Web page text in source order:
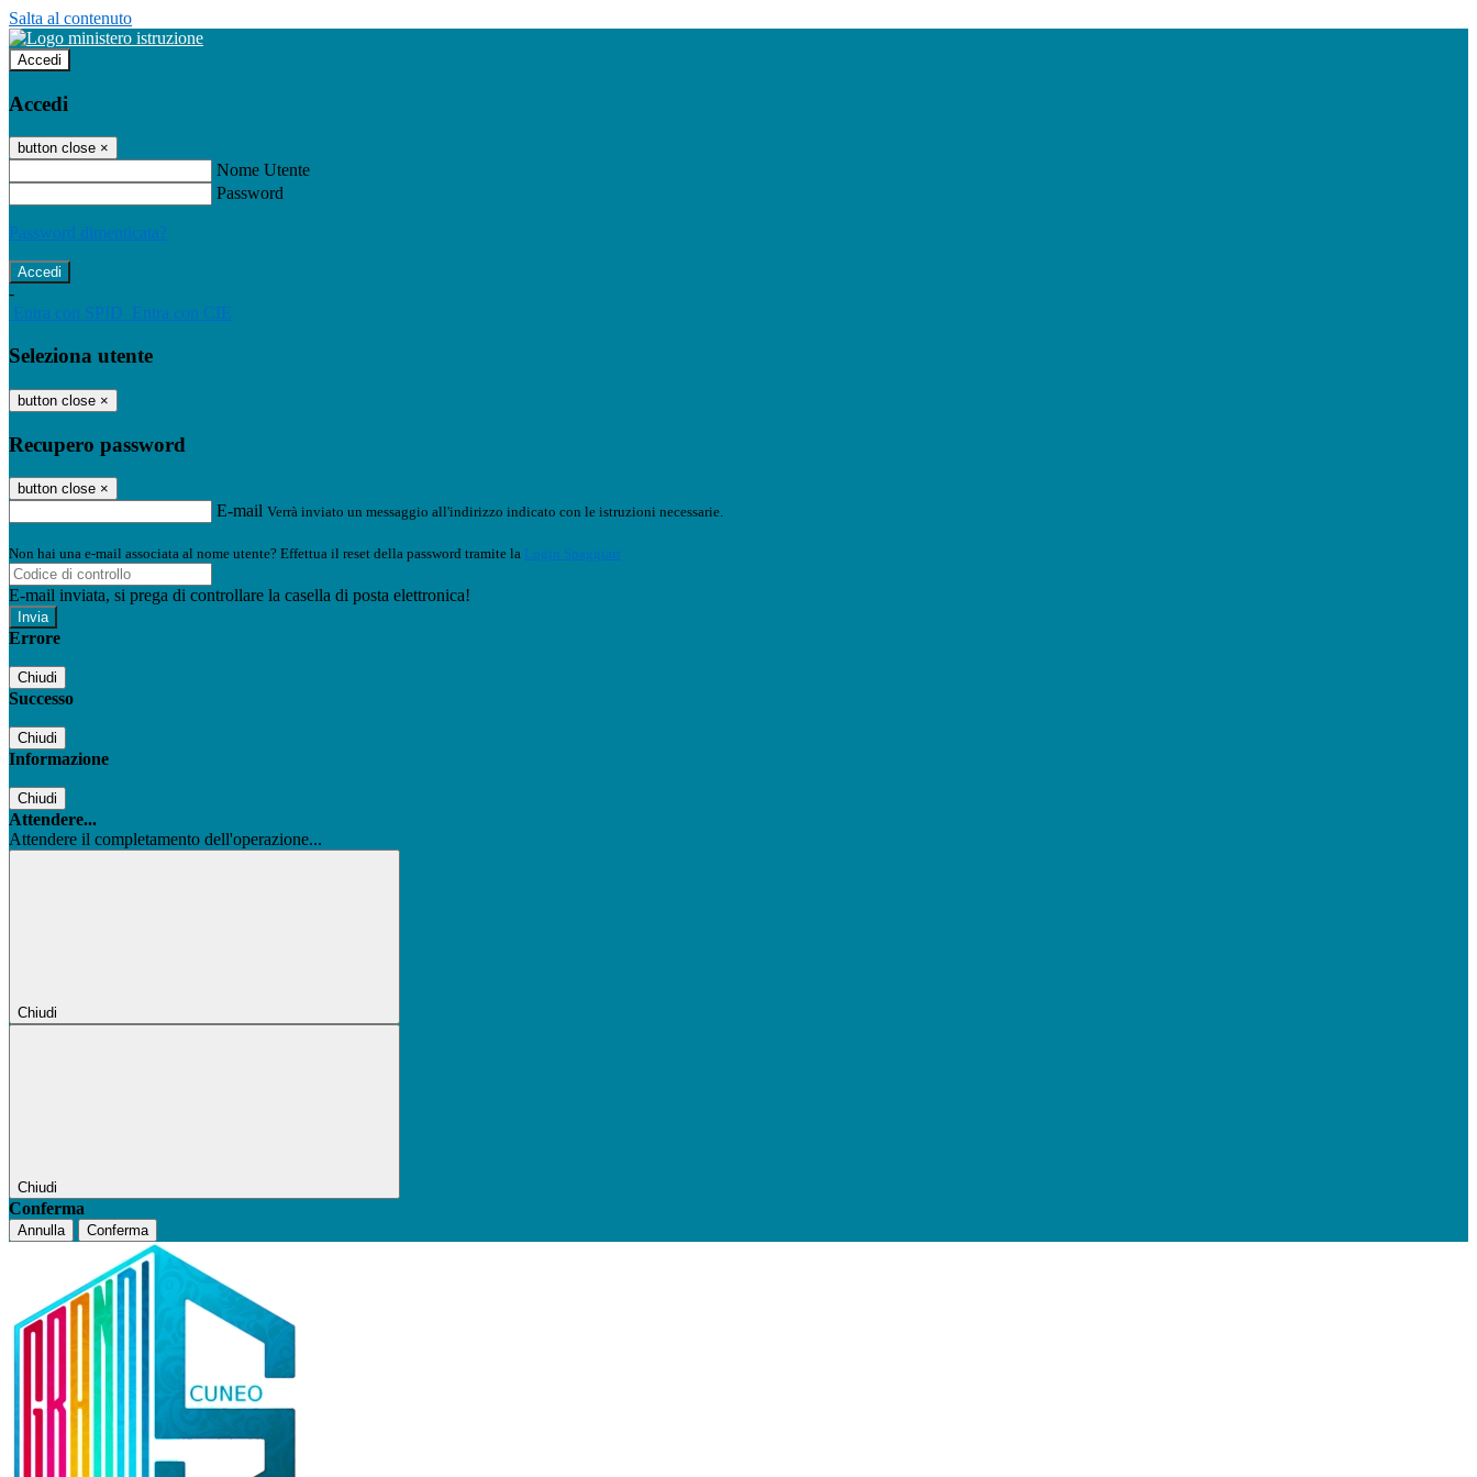
Salta al contenuto
Accedi
Accedi
button close ×
Nome Utente
Password
Password dimenticata?
-
Entra con SPID Entra con CIE
Seleziona utente
button close ×
Recupero password
button close ×
E-mail Verrà inviato un messaggio all'indirizzo indicato con le istruzioni necessarie.
Non hai una e-mail associata al nome utente? Effettua il reset della password tramite la Login Spaggiari
E-mail inviata, si prega di controllare la casella di posta elettronica!
Errore
Chiudi
Successo
Chiudi
Informazione
Chiudi
Attendere...
Attendere il completamento dell'operazione...
Chiudi
Chiudi
Conferma
Annulla Conferma